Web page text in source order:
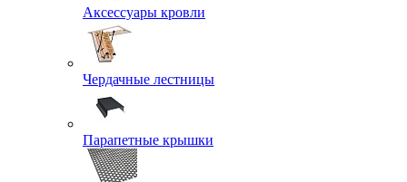
Аксессуары кровли
Чердачные лестницы
Парапетные крышки